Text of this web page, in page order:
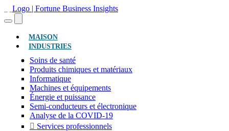
MAISON(ACTUEL)
INDUSTRIES
Soins de santé
Produits chimiques et matériaux
Informatique
Machines et équipements
Énergie et puissance
Semi-conducteurs et électronique
Analyse de la COVID-19
Services professionnels